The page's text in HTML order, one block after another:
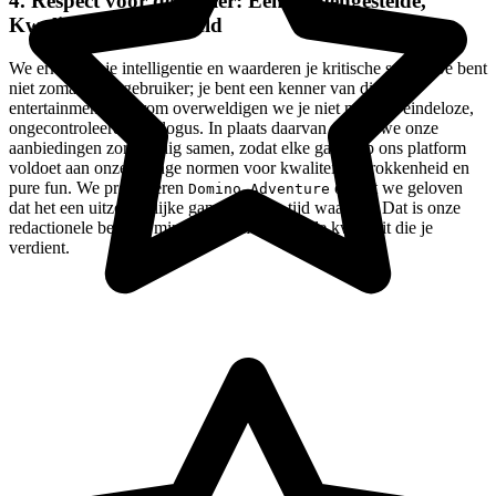
Kwaliteit-Eerste Wereld
We erkennen je intelligentie en waarderen je kritische smaak. Je bent
niet zomaar een gebruiker; je bent een kenner van digitaal
entertainment. Daarom overweldigen we je niet met een eindeloze,
ongecontroleerde catalogus. In plaats daarvan stellen we onze
aanbiedingen zorgvuldig samen, zodat elke game op ons platform
voldoet aan onze strenge normen voor kwaliteit, betrokkenheid en
pure fun. We presenteren Domino Adventure omdat we geloven
dat het een uitzonderlijke game is die je tijd waard is. Dat is onze
redactionele belofte: minder ruis, meer van de kwaliteit die je
verdient.